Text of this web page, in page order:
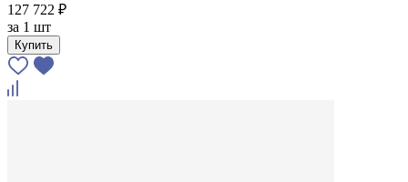
127 722 ₽
за 1 шт
Купить